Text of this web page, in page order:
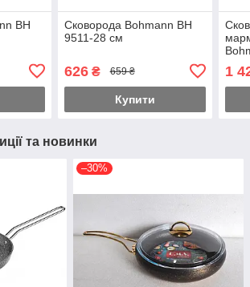
BH
Сковорода Bohmann BH
9511-28 см
626₴ 659 ₴
Купити
1
та новинки
–30%